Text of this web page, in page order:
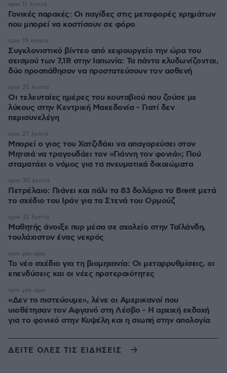
Γονικές παροχές: Οι παγίδες στις μεταφορές χρημάτων
που μπορεί να κοστίσουν σε φόρο
πριν 11 λεπτά
Συγκλονιστικό βίντεο από χειρουργείο την ώρα του
σεισμού των 7,1R στην Ιαπωνία: Τα πάντα κλυδωνίζονται,
δύο προσπάθησαν να προστατεύσουν τον ασθενή
πριν 19 λεπτά
Οι τελευταίες ημέρες του κουταβιού που ζούσε με
λύκους στην Κεντρική Μακεδονία - Γιατί δεν
περισυνελέγη
πριν 25 λεπτά
Μπορεί ο γιος του Χατζιδάκι να απαγορεύσει στον
Μητσιά να τραγουδάει τον «Γιάννη τον φονιά»; Πού
σταματάει ο νόμος για τα πνευματικά δικαιώματα
πριν 27 λεπτά
Πετρέλαιο: Πιάνει και πάλι τα 83 δολάρια το Brent μετά
το σχέδιο του Ιράν για τα Στενά του Ορμούζ
πριν 30 λεπτά
Μαθητής άνοιξε πυρ μέσα σε σχολείο στην Ταϊλάνδη,
τουλάχιστον ένας νεκρός
πριν 32 λεπτά
Το νέο σχέδιο για τη βιομηχανία: Οι μεταρρυθμίσεις, οι
επενδύσεις και οι νέες προτεραιότητες
πριν μία ώρα
«Δεν το πιστεύουμε», λένε οι Αμερικανοί που
υιοθέτησαν τον Αφγανό στη Λέσβο - Η αρχική εκδοχή
για το φονικό στην Κυψέλη και η σιωπή στην απολογία
πριν μία ώρα
ΔΕΙΤΕ ΟΛΕΣ ΤΙΣ ΕΙΔΗΣΕΙΣ